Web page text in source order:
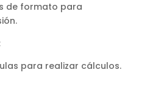
de formato para
para realizar cálculos.